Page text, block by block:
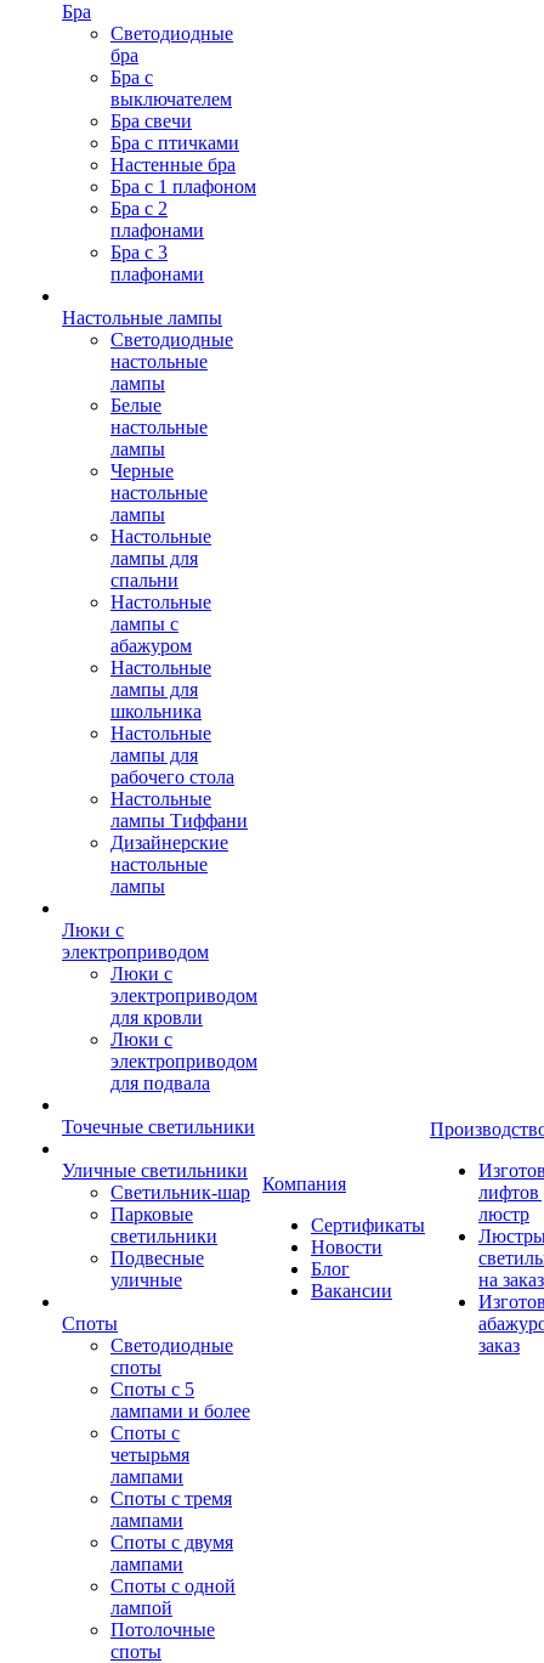
Бра
Светодиодные
бра
Бра с
выключателем
Бра свечи
Бра с птичками
Настенные бра
Бра с 1 плафоном
Бра с 2
плафонами
Бра с 3
плафонами
Настольные лампы
Светодиодные
настольные
лампы
Белые
настольные
лампы
Черные
настольные
лампы
Настольные
лампы для
спальни
Настольные
лампы с
абажуром
Настольные
лампы для
школьника
Настольные
лампы для
рабочего стола
Настольные
лампы Тиффани
Дизайнерские
настольные
лампы
Люки с
электроприводом
Люки с
электроприводом
для кровли
Люки с
электроприводом
для подвала
Точечные светильники
Уличные светильники
Светильник-шар
Парковые
светильники
Подвесные
уличные
Споты
Светодиодные
споты
Споты с 5
лампами и более
Споты с
четырьмя
лампами
Споты с тремя
лампами
Споты с двумя
лампами
Споты с одной
лампой
Потолочные
споты
Компания
Сертификаты
Новости
Блог
Вакансии
лифтов
люстр
на заказ
заказ